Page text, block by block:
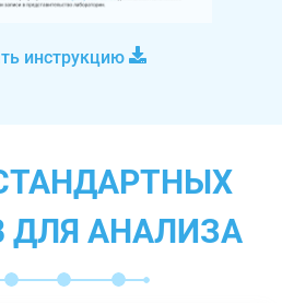
инструкцию
ДЛЯ АНАЛИЗА